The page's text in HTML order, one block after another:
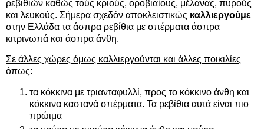
ρεβιθιών καθώς τούς κριούς, οροβιαίους, μέλανας, πυρούς
και λευκούς. Σήμερα σχεδόν αποκλειστικώς καλλιεργούμε
στην Ελλάδα τα άσπρα ρεβίθια με σπέρματα άσπρα
κιτρινωπά και άσπρα άνθη.
Σε άλλες χώρες όμως καλλιεργούνται και άλλες ποικιλίες
όπως:
τα κόκκινα με τριανταφυλλί, προς το κόκκινο άνθη και
κόκκινα καστανά σπέρματα. Τα ρεβίθια αυτά είναι πιο
πρώιμα